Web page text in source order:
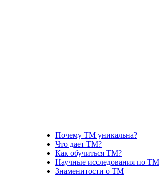
Почему ТМ уникальна?
Что дает ТМ?
Как обучиться ТМ?
Научные исследования по ТМ
Знаменитости о ТМ